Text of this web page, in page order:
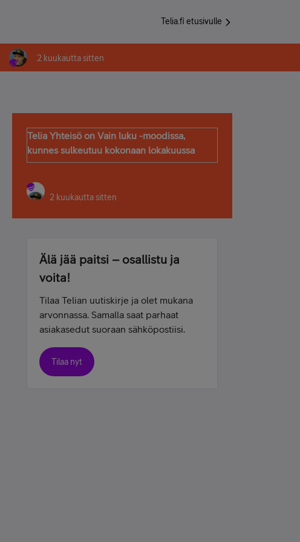
Telia.fi etusivulle
2 kuukautta sitten
Telia Yhteisö on Vain luku -moodissa,
kunnes sulkeutuu kokonaan lokakuussa
2 kuukautta sitten
Älä jää paitsi – osallistu ja
voita!
Tilaa Telian uutiskirje ja olet mukana
arvonnassa. Samalla saat parhaat
asiakasedut suoraan sähköpostiisi.
Tilaa nyt